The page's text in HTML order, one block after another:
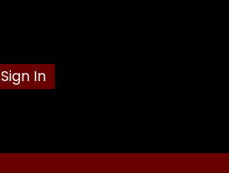
Sign In